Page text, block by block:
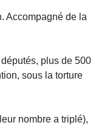
Accompagné de la
plus de 500
sous la torture
nombre a triplé),